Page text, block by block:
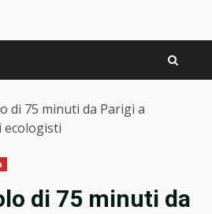
di 75 minuti da Parigi a
ecologisti
di 75 minuti da